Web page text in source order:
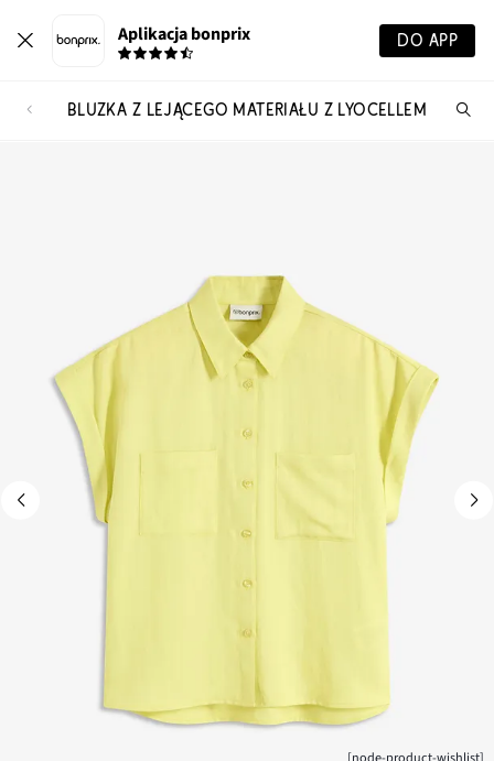
Aplikacja bonprix DO APP
BLUZKA Z LEJĄCEGO MATERIAŁU Z LYOCELLEM